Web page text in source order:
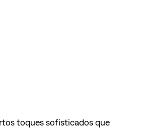
toques sofisticados que